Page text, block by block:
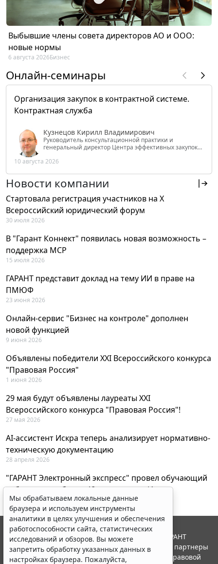
Выбывшие члены совета директоров АО и ООО:
новые нормы
6 августа 2026Бизнес
Онлайн-семинары
Организация закупок в контрактной системе.
Контрактная служба
Кузнецов Кирилл Владимирович
Руководитель консультационной практики и
генеральный директор Центра эффективных закупок
РФ
10 августа 2026
Новости компании
Стартовала регистрация участников на X
Всероссийский юридический форум
30 июля 2026
В "Гарант Коннект" появилась новая возможность –
поддержка MCP
15 июля 2026
ГАРАНТ представит доклад на тему ИИ в праве на
ПМЮФ
23 июня 2026
Онлайн-сервис "Бизнес на контроле" дополнен
новой функцией
9 июня 2026
Объявлены победители XXI Всероссийского конкурса
"Правовая Россия"
1 июня 2026
29 мая будут объявлены лауреаты XXI
Всероссийского конкурса "Правовая Россия"!
27 мая 2026
AI-ассистент Искра теперь анализирует нормативно-
техническую документацию
28 апреля 2026
"ГАРАНТ Электронный экспресс" провел обучающий
вебинар по работе с AI-ассистентом Искра
23 апреля 2026
Мы обрабатываем локальные данные
браузера и используем инструменты
аналитики в целях улучшения и обеспечения
работоспособности сайта, статистических
исследований и обзоров. Вы можете
запретить обработку указанных данных в
настройках браузера. Пожалуйста,
© ООО "НПП "ГАРАНТ-СЕРВИС", 2026. Система ГАРАНТ
выпускается с 1990 года. Компания "Гарант" и ее партнеры
являются участниками Российской ассоциации правовой